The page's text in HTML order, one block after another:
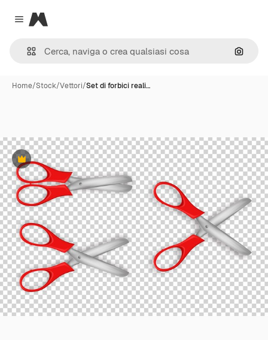
Close menu
Magnific
Cerca
Home/Stock/Vettori/Set di forbici reali…
Premium